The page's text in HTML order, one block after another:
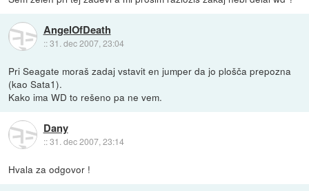
AngelOfDeath
::31. dec 2007, 23:04
Pri Seagate moraš zadaj vstavit en jumper da jo plošča prepozna
(kao Sata1).
Kako ima WD to rešeno pa ne vem.
Dany
::31. dec 2007, 23:14
Hvala za odgovor !